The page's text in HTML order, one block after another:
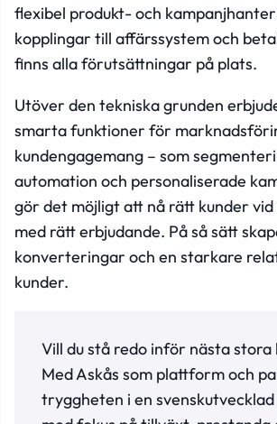
flexibel produkt- och
kopplingar till affärssystem och
finns alla förutsättningar på plats.
Utöver den tekniska grunden
smarta funktioner för
kundengagemang – som
automation och personaliserade
gör det möjligt att nå rätt kunder
med rätt erbjudande. På så sätt
konverteringar och en starkare
kunder.
Vill du stå redo inför nästa stora
Med Askås som plattform och
tryggheten i en